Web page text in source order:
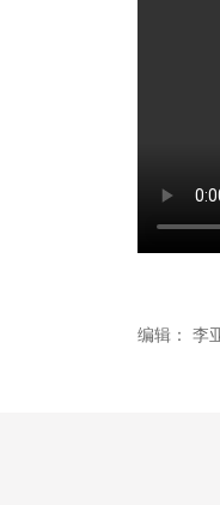
编辑： 李